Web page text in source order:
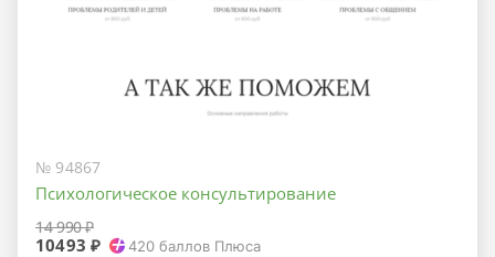
№ 94867
Психологическое консультирование
14 990 ₽
10493 ₽ 420 баллов Плюса